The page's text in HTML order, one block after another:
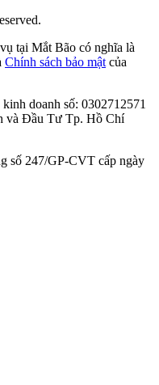
tại Mắt Bão có nghĩa là
Chính sách bảo mật của
doanh số: 0302712571
và Đầu Tư Tp. Hồ Chí
số 247/GP-CVT cấp ngày